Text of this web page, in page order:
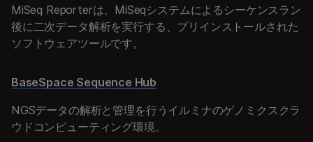
MiSeq Reporterは、MiSeqシステムによるシーケンスラン
後に二次データ解析を実行する、プリインストールされた
ソフトウェアツールです。
BaseSpace Sequence Hub
NGSデータの解析と管理を行うイルミナのゲノミクスクラ
ウドコンピューティング環境。